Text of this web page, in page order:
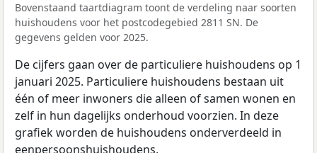
Bovenstaand taartdiagram toont de verdeling naar soorten
huishoudens voor het postcodegebied 2811 SN. De
gegevens gelden voor 2025.
De cijfers gaan over de particuliere huishoudens op 1
januari 2025. Particuliere huishoudens bestaan uit
één of meer inwoners die alleen of samen wonen en
zelf in hun dagelijks onderhoud voorzien. In deze
grafiek worden de huishoudens onderverdeeld in
eenpersoonshuishoudens,